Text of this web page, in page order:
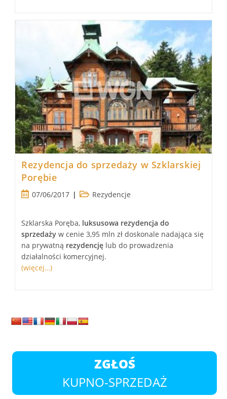
Rezydencja do sprzedaży w Szklarskiej
Porębie
Post07/06/2017
PostRezydencje
Szklarska Poręba, luksusowa rezydencja do
sprzedaży w cenie 3,95 mln zł doskonale nadająca się
na prywatną rezydencję lub do prowadzenia
działalności komercyjnej.
(więcej…)
ZGŁOŚ
KUPNO-SPRZEDAŻ